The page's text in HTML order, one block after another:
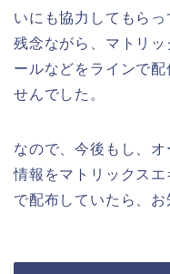
いにも協力してもらっ
残念ながら、マトリ
ールなどをラインで
せんでした。
なので、今後もし、
情報をマトリックス
で配布していたら、